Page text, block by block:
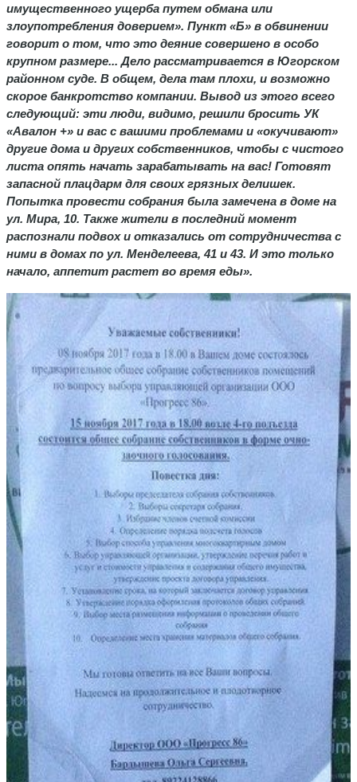
имущественного ущерба путем обмана или
злоупотребления доверием». Пункт «Б» в обвинении
говорит о том, что это деяние совершено в особо
крупном размере... Дело рассматривается в Югорском
районном суде. В общем, дела там плохи, и возможно
скорое банкротство компании. Вывод из этого всего
следующий: эти люди, видимо, решили бросить УК
«Авалон +» и вас с вашими проблемами и «окучивают»
другие дома и других собственников, чтобы с чистого
листа опять начать зарабатывать на вас! Готовят
запасной плацдарм для своих грязных делишек.
Попытка провести собрания была замечена в доме на
ул. Мира, 10. Также жители в последний момент
распознали подвох и отказались от сотрудничества с
ними в домах по ул. Менделеева, 41 и 43. И это только
начало, аппетит растет во время еды».